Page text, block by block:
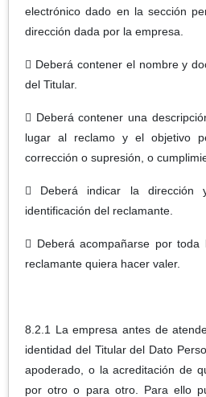
electrónico dado en la sección
dirección dada por la empresa.
 Deberá contener el nombre y
del Titular.
 Deberá contener una
lugar al reclamo y el objetivo
corrección o supresión, o
 Deberá indicar la dirección
identificación del reclamante.
 Deberá acompañarse por toda
reclamante quiera hacer valer.
8.2.1 La empresa antes de
identidad del Titular del Dato
apoderado, o la acreditación de
por otro o para otro. Para ello